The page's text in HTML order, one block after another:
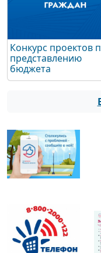
Конкурс проектов
представлению
бюджета